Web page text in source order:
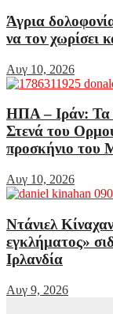
Άγρια
να τον χωρίσει
Αυγ 10, 2026
ΗΠΑ – Ιράν: Τα
Στενά του
προσκήνιο του
Αυγ 10, 2026
Ντάνιελ
εγκλήματος»
Ιρλανδία
Αυγ 9, 2026